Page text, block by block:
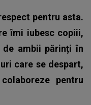
pentru asta.
îmi iubesc copiii,
ambii părinți în
care se despart,
pentru